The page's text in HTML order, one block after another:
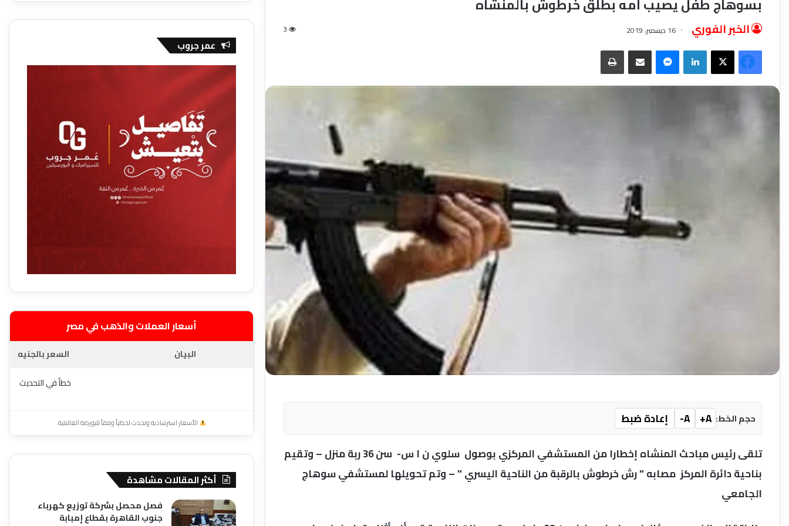
الخبر الفوري 16 ديسمبر، 2019 3
فيسبوك‫X لينكدإن ماسنجر مشاركة عبر البريد طباعة
حجم الخط: A+
A-
إعادة ضبط
تلقى رئيس مباحث المنشاه إخطارا من المستشفي المركزي بوصول سلوي ن ا س- سن 36 ربة منزل – وتقيم
بناحية دائرة المركز مصابه " رش خرطوش بالرقبة من الناحية اليسري " – وتم تحويلها لمستشفي سوهاج
الجامعي
عمر جروب
أسعار العملات والذهب في مصر
البيان
السعر بالجنيه
خطأ في التحديث
الأسعار استرشادية وتحدث لحظياً وفقاً للبورصة العالمية.
أكثر المقالات مشاهدة
فصل محصل بشركة توزيع كهرباء
جنوب القاهرة بقطاع إمبابة